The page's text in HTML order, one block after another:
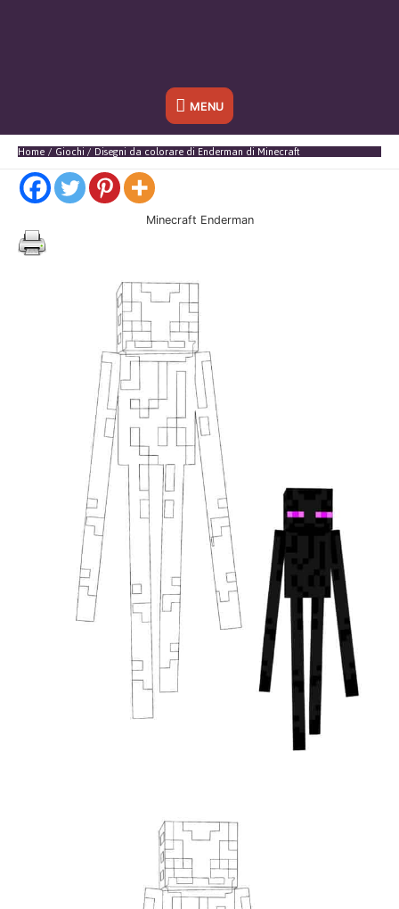
Sotto
l'header
MENU
Home Giochi Disegni da colorare di Enderman di Minecraft
Minecraft Enderman